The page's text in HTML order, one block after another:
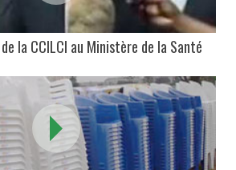
la CCILCI au Ministère de la Santé